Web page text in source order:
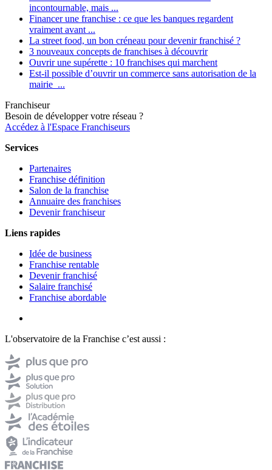
incontournable, mais ...
Financer une franchise : ce que les banques regardent
vraiment avant ...
La street food, un bon créneau pour devenir franchisé ?
3 nouveaux concepts de franchises à découvrir
Ouvrir une supérette : 10 franchises qui marchent
Est-il possible d’ouvrir un commerce sans autorisation de la
mairie ...
Franchiseur
Besoin de développer votre réseau ?
Accédez à l'Espace Franchiseurs
Services
Partenaires
Franchise définition
Salon de la franchise
Annuaire des franchises
Devenir franchiseur
Liens rapides
Idée de business
Franchise rentable
Devenir franchisé
Salaire franchisé
Franchise abordable
L'observatoire de la Franchise c’est aussi :